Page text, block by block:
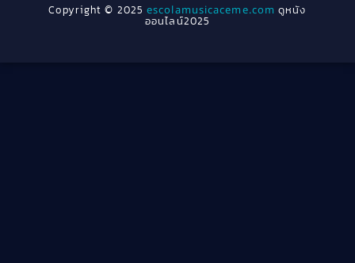
Cult Film(4)
1940
Copyright © 2025escolamusicaceme.com ดูหนัง
ออนไลน์2025